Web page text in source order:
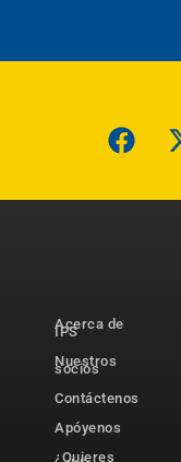
Acerca de
IPS
Nuestros
socios
Contáctenos
Apóyenos
¿Quieres